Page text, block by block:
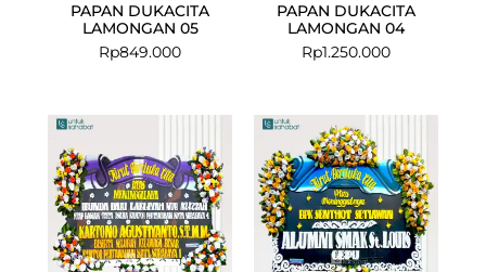
PAPAN DUKACITA
LAMONGAN 05
Rp849.000
PAPAN DUKACITA
LAMONGAN 04
Rp1.250.000
price
was:
Rp1.225.000.
price
is:
Rp1.175.000.